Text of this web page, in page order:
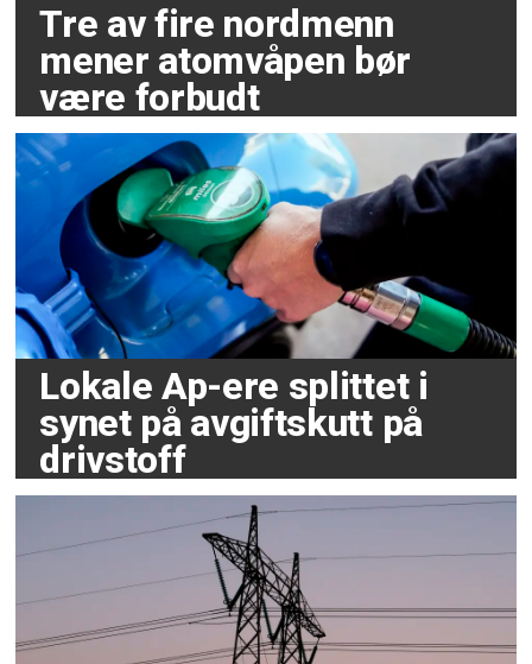
Tre av fire nordmenn
mener atomvåpen bør
være forbudt
Lokale Ap-ere splittet i
synet på avgiftskutt på
drivstoff